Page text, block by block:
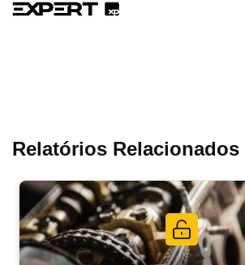
Relatórios Relacionados